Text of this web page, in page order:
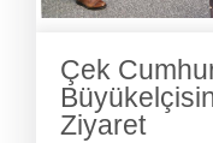
Çek
Ziyaret